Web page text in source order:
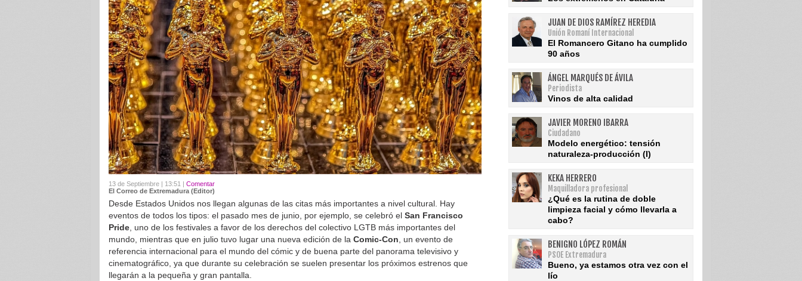
13 de Septiembre | 13:51 | Comentar
El Correo de Extremadura (Editor)
Desde Estados Unidos nos llegan algunas de las citas más importantes a nivel cultural. Hay
eventos de todos los tipos: el pasado mes de junio, por ejemplo, se celebró el San Francisco
Pride , uno de los festivales a favor de los derechos del colectivo LGTB más importantes del
mundo, mientras que en julio tuvo lugar una nueva edición de la Comic-Con , un evento de
referencia internacional para el mundo del cómic y de buena parte del panorama televisivo y
cinematográfico, ya que durante su celebración se suelen presentar los próximos estrenos que
llegarán a la pequeña y gran pantalla.
JUAN DE DIOS RAMÍREZ HEREDIA
Unión Romaní Internacional
El Romancero Gitano ha cumplido
90 años
ÁNGEL MARQUÉS DE ÁVILA
Periodista
Vinos de alta calidad
JAVIER MORENO IBARRA
Ciudadano
Modelo energético: tensión
naturaleza-producción (I)
KEKA HERRERO
Maquilladora profesional
¿Qué es la rutina de doble
limpieza facial y cómo llevarla a
cabo?
BENIGNO LÓPEZ ROMÁN
PSOE Extremadura
Bueno, ya estamos otra vez con el
lío